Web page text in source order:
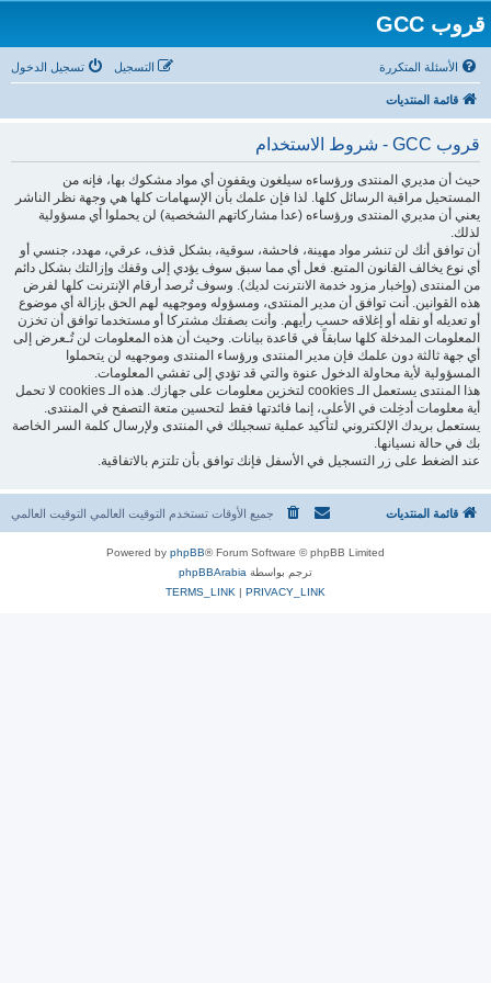
قروب GCC
الأسئلة المتكررة تسجيل الدخول التسجيل
قائمة المنتديات
قروب GCC - شروط الاستخدام
حيث أن مديري المنتدى ورؤساءه سيلغون ويقفون أي مواد مشكوك بها، فإنه من
المستحيل مراقبة الرسائل كلها. لذا فإن علمك بأن الإسهامات كلها هي وجهة نظر الناشر
يعني أن مديري المنتدى ورؤساءه (عدا مشاركاتهم الشخصية) لن يحملوا أي مسؤولية
لذلك.
أن توافق أنك لن تنشر مواد مهينة، فاحشة، سوقية، بشكل قذف، عرقي، مهدد، جنسي أو
أي نوع يخالف القانون المتبع. فعل أي مما سبق سوف يؤدي إلى وقفك وإزالتك بشكل دائم
من المنتدى (وإخبار مزود خدمة الانترنت لديك). وسوف تُرصد أرقام الإنترنت كلها لفرض
هذه القوانين. أنت توافق أن مدير المنتدى، ومسؤوله وموجهيه لهم الحق بإزالة أي موضوع
أو تعديله أو نقله أو إغلاقه حسب رأيهم. وأنت بصفتك مشتركا أو مستخدما توافق أن تخزن
المعلومات المدخلة كلها سابقاً في قاعدة بيانات. وحيث أن هذه المعلومات لن تُـعرض إلى
أي جهة ثالثة دون علمك فإن مدير المنتدى ورؤساء المنتدى وموجهيه لن يتحملوا
المسؤولية لأية محاولة الدخول عنوة والتي قد تؤدي إلى تفشي المعلومات.
هذا المنتدى يستعمل الـ cookies لتخزين معلومات على جهازك. هذه الـ cookies لا تحمل
أية معلومات أدخِلت في الأعلى، إنما فائدتها فقط لتحسين متعة التصفح في المنتدى.
يستعمل بريدك الإلكتروني لتأكيد عملية تسجيلك في المنتدى ولإرسال كلمة السر الخاصة
بك في حالة نسيانها.
عند الضغط على زر التسجيل في الأسفل فإنك توافق بأن تلتزم بالاتفاقية.
قائمة المنتديات جميع الأوقات تستخدم التوقيت العالمي التوقيت العالمي
Powered by phpBB® Forum Software © phpBB Limited
ترجم بواسطة phpBBArabia
PRIVACY_LINK
|
TERMS_LINK